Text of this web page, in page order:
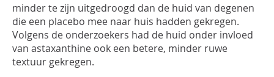
minder te zijn uitgedroogd dan de huid van degenen
die een placebo mee naar huis hadden gekregen.
Volgens de onderzoekers had de huid onder invloed
van astaxanthine ook een betere, minder ruwe
textuur gekregen.